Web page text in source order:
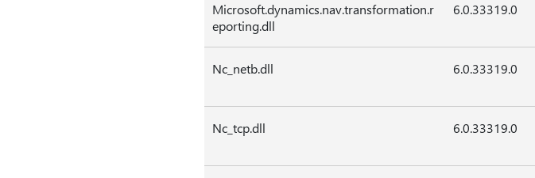
Microsoft.dynamics.nav.transformation.r
eporting.dll
6.0.33319.0
Nc_netb.dll 6.0.33319.0
Nc_tcp.dll 6.0.33319.0